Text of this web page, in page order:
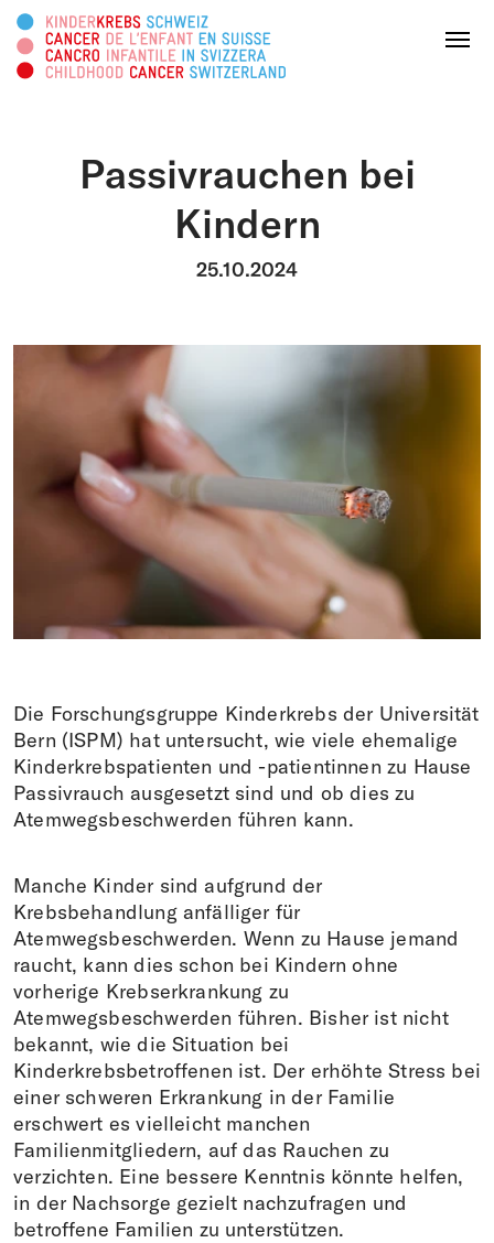
Menu
Survivorship
Spenden
SPENDEN
EN
Diese Webseite durchsuchen
Passivrauchen bei
Kindern
25.10.2024
Die Forschungsgruppe Kinderkrebs der Universität
Bern (ISPM) hat untersucht, wie viele ehemalige
Kinderkrebspatienten und -patientinnen zu Hause
Passivrauch ausgesetzt sind und ob dies zu
Atemwegsbeschwerden führen kann.
Manche Kinder sind aufgrund der
Krebsbehandlung anfälliger für
Atemwegsbeschwerden. Wenn zu Hause jemand
raucht, kann dies schon bei Kindern ohne
vorherige Krebserkrankung zu
Atemwegsbeschwerden führen. Bisher ist nicht
bekannt, wie die Situation bei
Kinderkrebsbetroffenen ist. Der erhöhte Stress bei
einer schweren Erkrankung in der Familie
erschwert es vielleicht manchen
Familienmitgliedern, auf das Rauchen zu
verzichten. Eine bessere Kenntnis könnte helfen,
in der Nachsorge gezielt nachzufragen und
betroffene Familien zu unterstützen.